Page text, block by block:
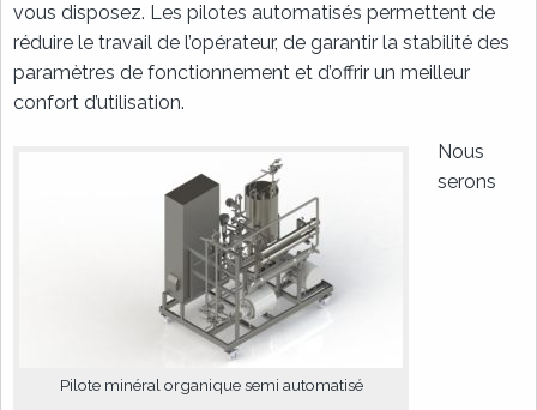
vous disposez. Les pilotes automatisés permettent de
réduire le travail de l’opérateur, de garantir la stabilité des
paramètres de fonctionnement et d’offrir un meilleur
confort d’utilisation.
Pilote minéral organique semi automatisé
Nous
serons